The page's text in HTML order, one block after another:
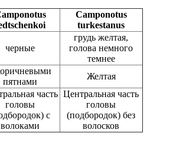
Camponotus
turkestanus
черные
грудь желтая,
голова немного
темнее
пятнами
Желтая
часть
головы
с
волоками
Центральная часть
головы
(подбородок) без
волосков